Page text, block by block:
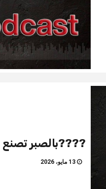
????بالصبر تصنع
13 مايو، 2026